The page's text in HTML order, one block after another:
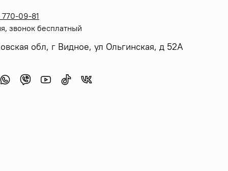
09-81
звонок бесплатный
обл, г Видное, ул Ольгинская, д 52А